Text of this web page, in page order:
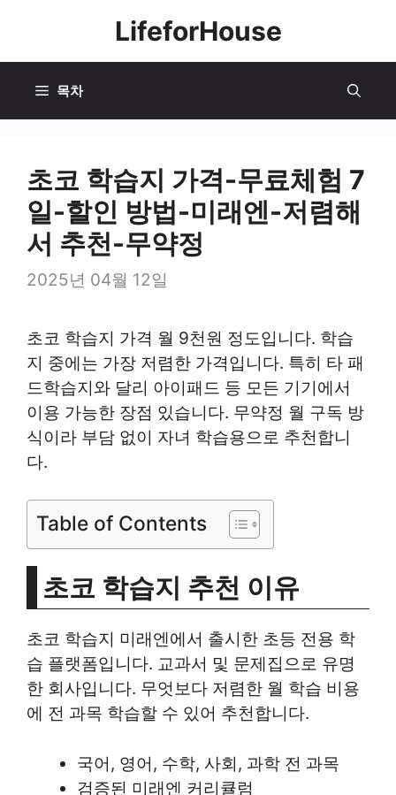
츠
LifeforHouse
목차
초코 학습지 가격-무료체험 7
일-할인 방법-미래엔-저렴해
서 추천-무약정
2025년 04월 12일
초코 학습지 가격 월 9천원 정도입니다. 학습
지 중에는 가장 저렴한 가격입니다. 특히 타 패
드학습지와 달리 아이패드 등 모든 기기에서
이용 가능한 장점 있습니다. 무약정 월 구독 방
식이라 부담 없이 자녀 학습용으로 추천합니
다.
Table of Contents
초코 학습지 추천 이유
초코 학습지 미래엔에서 출시한 초등 전용 학
습 플랫폼입니다. 교과서 및 문제집으로 유명
한 회사입니다. 무엇보다 저렴한 월 학습 비용
에 전 과목 학습할 수 있어 추천합니다.
국어, 영어, 수학, 사회, 과학 전 과목
검증된 미래엔 커리큘럼